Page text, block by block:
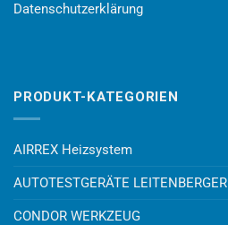
Datenschutzerklärung
PRODUKT-KATEGORIEN
AIRREX Heizsystem
AUTOTESTGERÄTE LEITENBERGER
CONDOR WERKZEUG